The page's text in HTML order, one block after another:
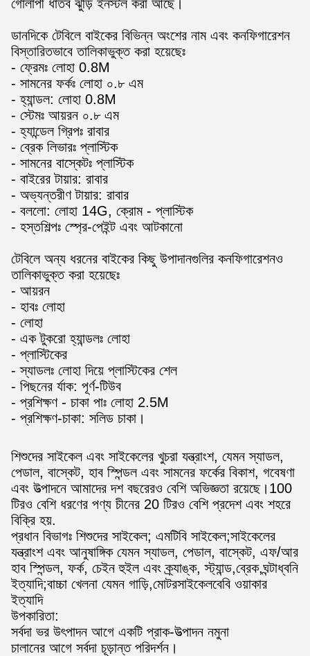
গোলাপী ধাতব ঝুড়ি ইনস্টল করা আছে।
ডানদিকে টেবিলে বাইকের বিভিন্ন অংশের নাম এবং কনফিগারেশন
বিস্তারিতভাবে তালিকাভুক্ত করা হয়েছেঃ
- ফ্রেমঃ লোহা 0.8M
- সামনের ফর্কঃ লোহা ০.৮ এম
- হ্যান্ডল: লোহা 0.8M
- স্টেমঃ আয়রন ০.৮ এম
- হ্যান্ডেল গ্রিপঃ রাবার
- ব্রেক লিভারঃ প্লাস্টিক
- সামনের বাস্কেটঃ প্লাস্টিক
- বাইরের টায়ার: রাবার
- অভ্যন্তরীণ টায়ার: রাবার
- বললো: লোহা 14G, ক্রোম - প্লাস্টিক
- হস্তশিল্পঃ স্প্রে-পেইন্ট এবং আটকানো
টেবিলে অন্য ধরনের বাইকের কিছু উপাদানগুলির কনফিগারেশনও
তালিকাভুক্ত করা হয়েছেঃ
- আয়রন
- হাবঃ লোহা
- লোহা
- এক টুকরো হ্যান্ডলঃ লোহা
- প্লাস্টিকের
- স্যাডলঃ লোহা দিয়ে প্লাস্টিকের শেল
- পিছনের র্যাক: পূর্ণ-টিউব
- প্রশিক্ষণ - চাকা পাঃ লোহা 2.5M
- প্রশিক্ষণ-চাকা: সলিড চাকা।
শিশুদের সাইকেল এবং সাইকেলের খুচরা যন্ত্রাংশ, যেমন স্যাডল,
পেডাল, বাস্কেট, হাব স্পিন্ডল এবং সামনের ফর্কের বিকাশ, গবেষণা
এবং উত্পাদনে আমাদের দশ বছরেরও বেশি অভিজ্ঞতা রয়েছে।100
টিরও বেশি ধরণের পণ্য চীনের 20 টিরও বেশি প্রদেশ এবং শহরে
বিক্রি হয়.
প্রধান বিভাগঃ শিশুদের সাইকেল; এমটিবি সাইকেল;সাইকেলের
যন্ত্রাংশ এবং আনুষাঙ্গিক যেমন স্যাডল, পেডাল, বাস্কেট, এফ/আর
হাব স্পিন্ডল, ফর্ক, চেইন হুইল এবং ক্র্যাঙ্ক, স্ট্যান্ড,ব্রেক,ঘন্টাধ্বনি
ইত্যাদি;বাচ্চা খেলনা যেমন গাড়ি,মোটরসাইকেলবেবি ওয়াকার
ইত্যাদি
উপকারিতা:
সর্বদা ভর উৎপাদন আগে একটি প্রাক-উত্পাদন নমুনা
চালানের আগে সর্বদা চূড়ান্ত পরিদর্শন।